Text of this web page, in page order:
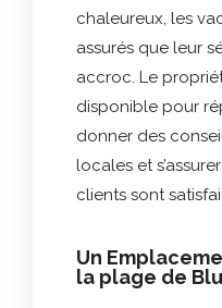
chaleureux, les
assurés que leur
accroc. Le
disponible pour
donner des
locales et
clients sont
Un
la plage de